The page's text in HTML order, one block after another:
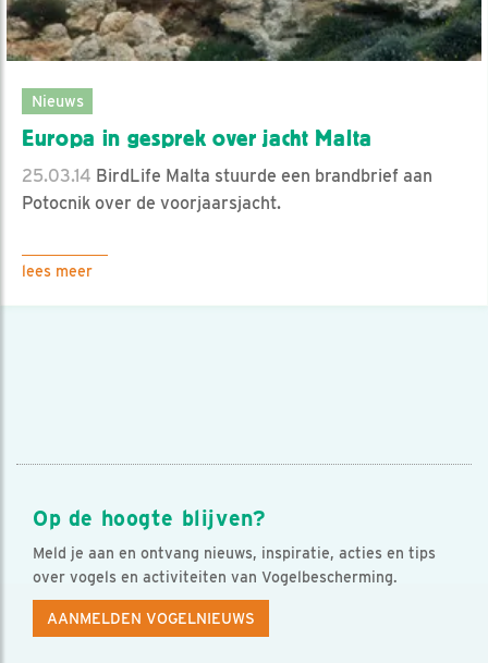
Nieuws
Europa in gesprek over jacht Malta
25.03.14 BirdLife Malta stuurde een brandbrief aan
Potocnik over de voorjaarsjacht.
lees meer
Op de hoogte blijven?
Meld je aan en ontvang nieuws, inspiratie, acties en tips
over vogels en activiteiten van Vogelbescherming.
AANMELDEN VOGELNIEUWS